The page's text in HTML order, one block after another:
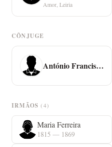
Amor, Leiria
CÔNJUGE
António Francisco dos Rios
IRMÃOS(4)
Maria Ferreira
1815 — 1869